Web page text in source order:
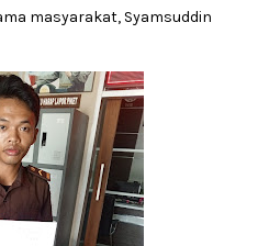
masyarakat, Syamsuddin